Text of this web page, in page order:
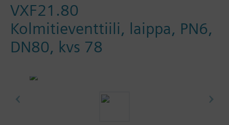
VXF21.80
Kolmitieventtiili, laippa, PN6,
DN80, kvs 78